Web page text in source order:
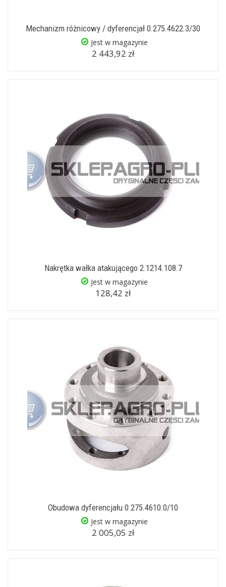
Mechanizm różnicowy / dyferencjał 0.275.4622.3/30
Jest w magazynie
2 443,92 zł
Nakrętka wałka atakującego 2.1214.108.7
Jest w magazynie
128,42 zł
Obudowa dyferencjału 0.275.4610.0/10
Jest w magazynie
2 005,05 zł